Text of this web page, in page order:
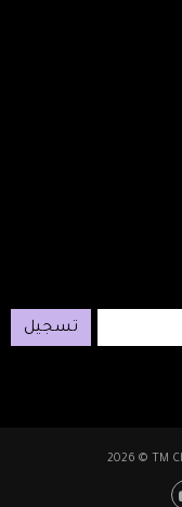
تسجيل
2026 © TM